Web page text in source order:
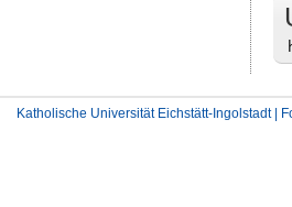
Katholische Universität Eichstätt-Ingolstadt |